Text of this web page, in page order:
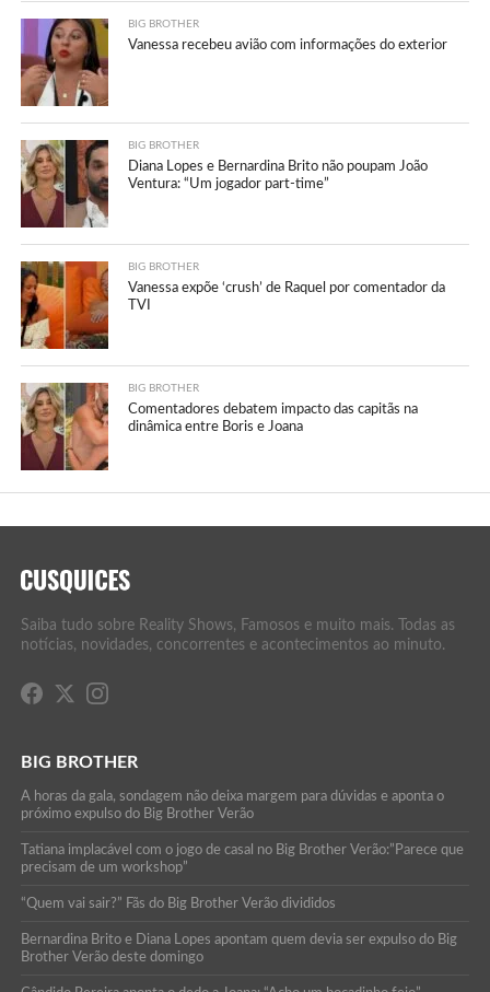
BIG BROTHER
Vanessa recebeu avião com informações do exterior
BIG BROTHER
Diana Lopes e Bernardina Brito não poupam João
Ventura: “Um jogador part-time”
BIG BROTHER
Vanessa expõe ‘crush’ de Raquel por comentador da
TVI
BIG BROTHER
Comentadores debatem impacto das capitãs na
dinâmica entre Boris e Joana
Saiba tudo sobre Reality Shows, Famosos e muito mais. Todas as
notícias, novidades, concorrentes e acontecimentos ao minuto.
BIG BROTHER
A horas da gala, sondagem não deixa margem para dúvidas e aponta o
próximo expulso do Big Brother Verão
Tatiana implacável com o jogo de casal no Big Brother Verão:”Parece que
precisam de um workshop”
“Quem vai sair?” Fãs do Big Brother Verão divididos
Bernardina Brito e Diana Lopes apontam quem devia ser expulso do Big
Brother Verão deste domingo